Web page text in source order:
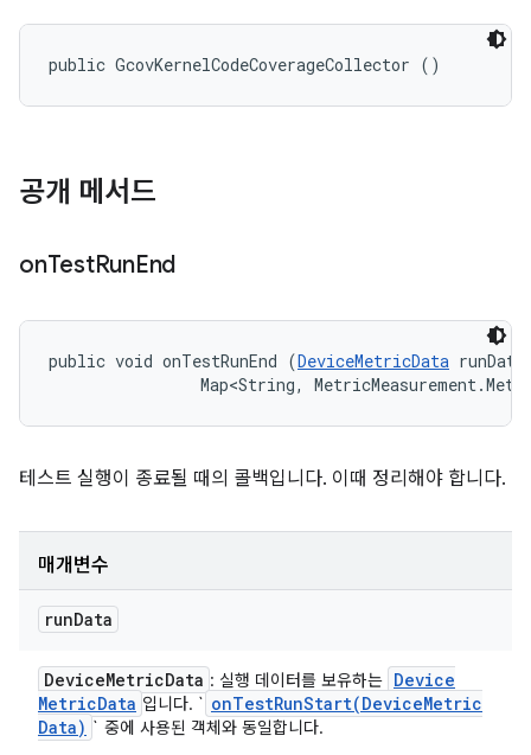
public GcovKernelCodeCoverageCollector ()
공개 메서드
onTestRunEnd
public void onTestRunEnd (DeviceMetricData
Map<String,
테스트 실행이 종료될 때의 콜백입니다. 이때 정리해야 합니다.
매개변수
runData
DeviceMetricData : 실행 데이터를 보유하는 Device
MetricData 입니다. ` onTestRunStart(DeviceMetric
Data) ` 중에 사용된 객체와 동일합니다.